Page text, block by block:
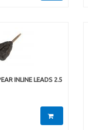
INLINE LEADS 2.5